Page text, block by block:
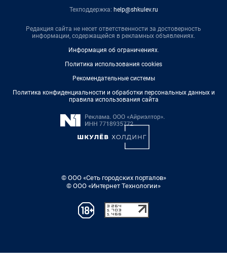
Техподдержка: help@shkulev.ru
Редакция сайта не несет ответственности за достоверность
информации, содержащейся в рекламных объявлениях.
Информация об ограничениях.
Политика использования cookies
Рекомендательные системы
Политика конфиденциальности и обработки персональных данных и
правила использования сайта
© ООО «Сеть городских порталов»
© ООО «Интернет Технологии»